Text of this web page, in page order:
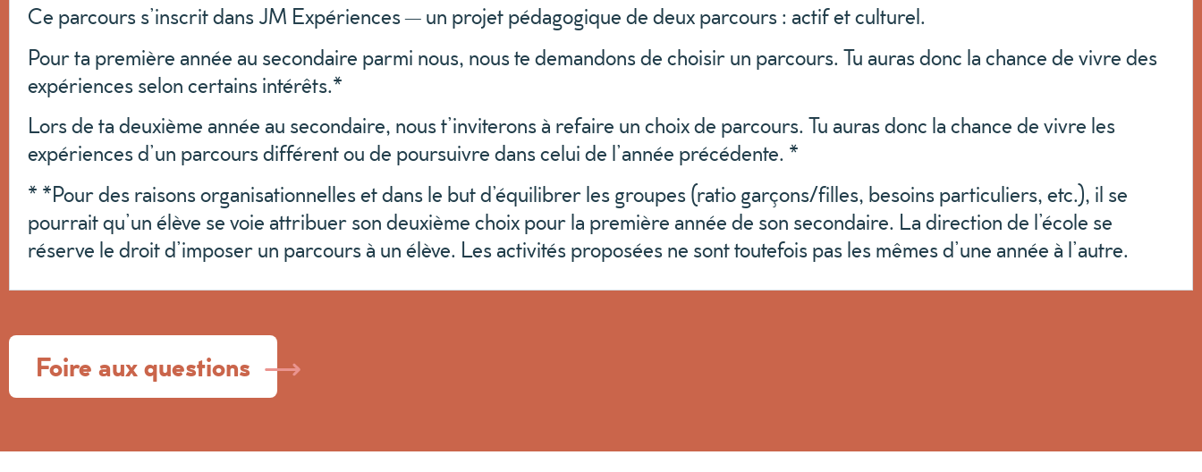
Ce parcours s’inscrit dans JM Expériences — un projet pédagogique de deux parcours : actif et culturel.
Pour ta première année au secondaire parmi nous, nous te demandons de choisir un parcours. Tu auras donc la chance de vivre des
expériences selon certains intérêts.*
Lors de ta deuxième année au secondaire, nous t’inviterons à refaire un choix de parcours. Tu auras donc la chance de vivre les
expériences d’un parcours différent ou de poursuivre dans celui de l’année précédente. *
* *Pour des raisons organisationnelles et dans le but d’équilibrer les groupes (ratio garçons/filles, besoins particuliers, etc.), il se
pourrait qu’un élève se voie attribuer son deuxième choix pour la première année de son secondaire. La direction de l’école se
réserve le droit d’imposer un parcours à un élève. Les activités proposées ne sont toutefois pas les mêmes d’une année à l’autre.
Foire aux questions